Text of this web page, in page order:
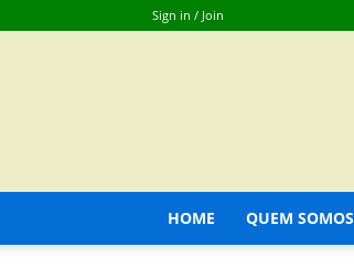
Sign in / Join
HOME QUEM SOMOS